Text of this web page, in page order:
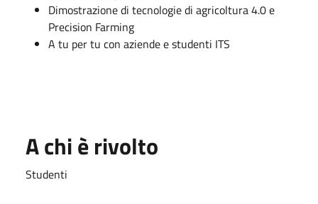
Dimostrazione di tecnologie di agricoltura 4.0 e
Precision Farming
A tu per tu con aziende e studenti ITS
A chi è rivolto
Studenti